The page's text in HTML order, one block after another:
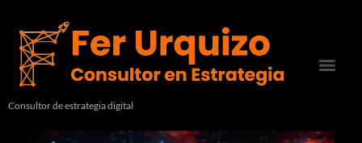
Consultor de estrategia digital